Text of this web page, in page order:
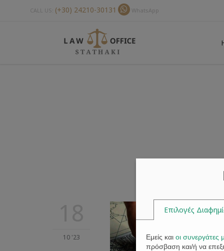
CALL US: (+30) 24210-30131 WhatsApp
10 '23
Επιλογές
Εμείς και οι συνεργάτες
πρόσβαση και/ή να